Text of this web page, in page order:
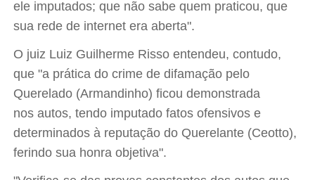
ele imputados; que não sabe quem praticou, que
sua rede de internet era aberta".
O juiz Luiz Guilherme Risso entendeu, contudo,
que "a prática do crime de difamação pelo
Querelado (Armandinho) ficou demonstrada
nos autos, tendo imputado fatos ofensivos e
determinados à reputação do Querelante (Ceotto),
ferindo sua honra objetiva".